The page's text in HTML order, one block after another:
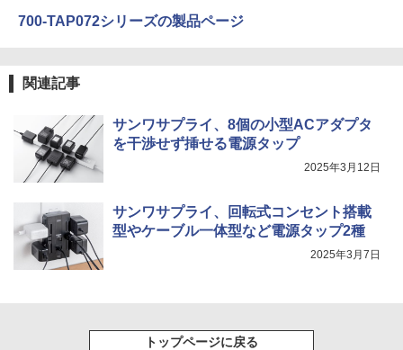
700-TAP072シリーズの製品ページ
関連記事
サンワサプライ、8個の小型ACアダプタ
を干渉せず挿せる電源タップ
2025年3月12日
サンワサプライ、回転式コンセント搭載
型やケーブル一体型など電源タップ2種
2025年3月7日
トップページに戻る